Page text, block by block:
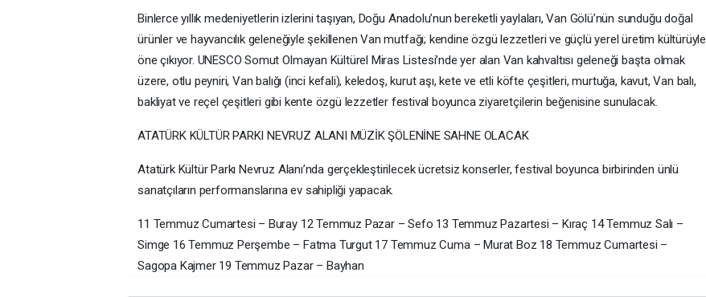
Binlerce yıllık medeniyetlerin izlerini taşıyan, Doğu Anadolu’nun bereketli yaylaları, Van Gölü’nün sunduğu doğal
ürünler ve hayvancılık geleneğiyle şekillenen Van mutfağı; kendine özgü lezzetleri ve güçlü yerel üretim kültürüyle
öne çıkıyor. UNESCO Somut Olmayan Kültürel Miras Listesi’nde yer alan Van kahvaltısı geleneği başta olmak
üzere, otlu peyniri, Van balığı (inci kefali), keledoş, kurut aşı, kete ve etli köfte çeşitleri, murtuğa, kavut, Van balı,
bakliyat ve reçel çeşitleri gibi kente özgü lezzetler festival boyunca ziyaretçilerin beğenisine sunulacak.
ATATÜRK KÜLTÜR PARKI NEVRUZ ALANI MÜZİK ŞÖLENİNE SAHNE OLACAK
Atatürk Kültür Parkı Nevruz Alanı’nda gerçekleştirilecek ücretsiz konserler, festival boyunca birbirinden ünlü
sanatçıların performanslarına ev sahipliği yapacak.
11 Temmuz Cumartesi – Buray 12 Temmuz Pazar – Sefo 13 Temmuz Pazartesi – Kıraç 14 Temmuz Salı –
Simge 16 Temmuz Perşembe – Fatma Turgut 17 Temmuz Cuma – Murat Boz 18 Temmuz Cumartesi –
Sagopa Kajmer 19 Temmuz Pazar – Bayhan